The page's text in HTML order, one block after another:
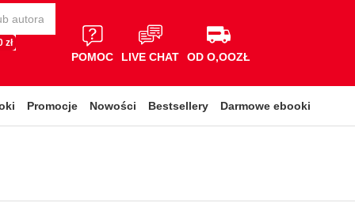
zł
POMOC LIVE CHAT OD O,OOZŁ
Promocje Nowości Bestsellery Darmowe ebooki